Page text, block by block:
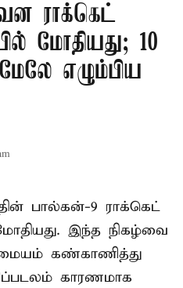
ராக்கெட்
மோதியது; 10
எழும்பிய
பால்கன்-9 ராக்கெட்
இந்த நிகழ்வை
கண்காணித்து
காரணமாக